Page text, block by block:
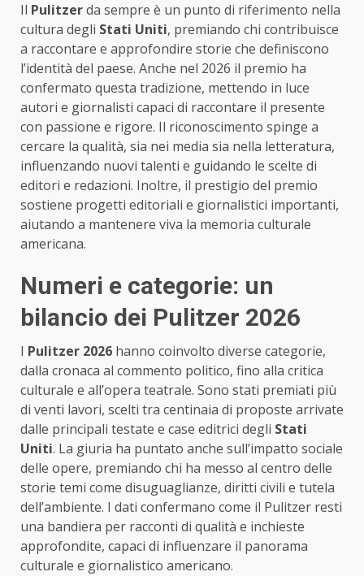
Il Pulitzerda sempre è un punto di riferimento nella
cultura degli Stati Uniti, premiando chi contribuisce
a raccontare e approfondire storie che definiscono
l’identità del paese. Anche nel 2026 il premio ha
confermato questa tradizione, mettendo in luce
autori e giornalisti capaci di raccontare il presente
con passione e rigore. Il riconoscimento spinge a
cercare la qualità, sia nei media sia nella letteratura,
influenzando nuovi talenti e guidando le scelte di
editori e redazioni. Inoltre, il prestigio del premio
sostiene progetti editoriali e giornalistici importanti,
aiutando a mantenere viva la memoria culturale
americana.
Numeri e categorie: un
bilancio dei Pulitzer 2026
I Pulitzer 2026 hanno coinvolto diverse categorie,
dalla cronaca al commento politico, fino alla critica
culturale e all’opera teatrale. Sono stati premiati più
di venti lavori, scelti tra centinaia di proposte arrivate
dalle principali testate e case editrici degli Stati
Uniti. La giuria ha puntato anche sull’impatto sociale
delle opere, premiando chi ha messo al centro delle
storie temi come disuguaglianze, diritti civili e tutela
dell’ambiente. I dati confermano come il Pulitzer resti
una bandiera per racconti di qualità e inchieste
approfondite, capaci di influenzare il panorama
culturale e giornalistico americano.